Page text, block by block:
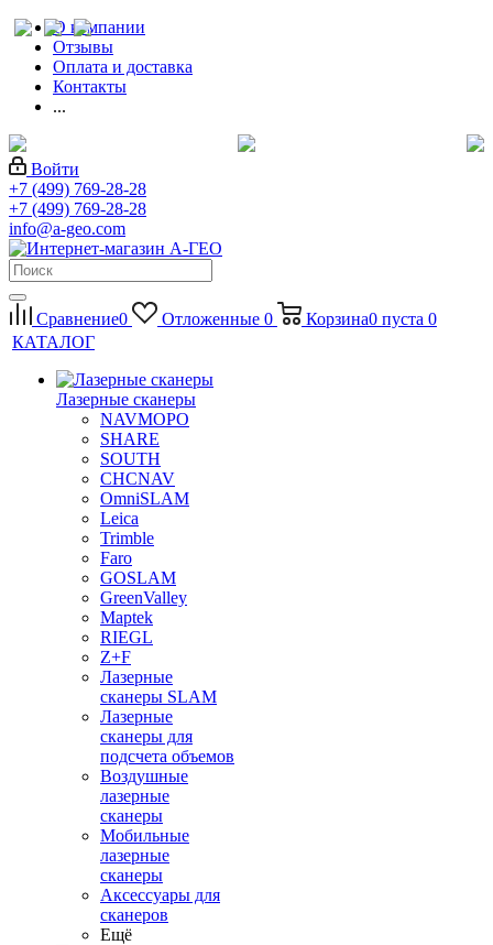
О компании
Отзывы
Оплата и доставка
Контакты
...
Войти
+7 (499) 769-28-28
+7 (499) 769-28-28
info@a-geo.com
Сравнение0 Отложенные 0 Корзина0 пуста 0
КАТАЛОГ
Лазерные сканеры
NAVMOPO
SHARE
SOUTH
CHCNAV
OmniSLAM
Leica
Trimble
Faro
GOSLAM
GreenValley
Maptek
RIEGL
Z+F
Лазерные
сканеры SLAM
Лазерные
сканеры для
подсчета объемов
Воздушные
лазерные
сканеры
Мобильные
лазерные
сканеры
Аксессуары для
сканеров
Ещё